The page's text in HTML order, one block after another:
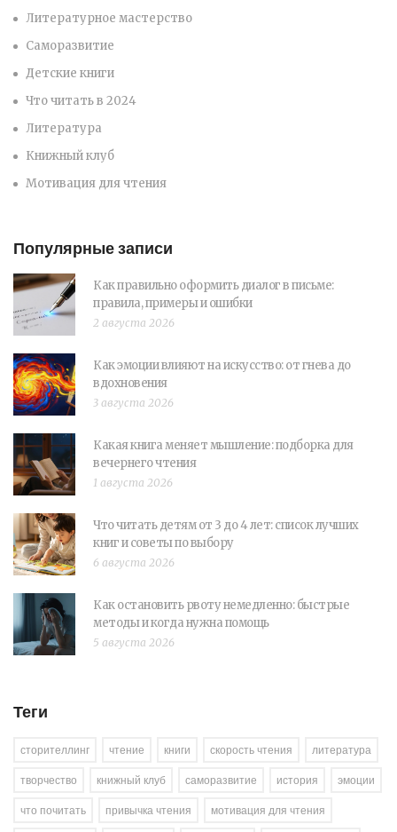
Литературное мастерство
Саморазвитие
Детские книги
Что читать в 2024
Литература
Книжный клуб
Мотивация для чтения
Популярные записи
Как правильно оформить диалог в письме:
правила, примеры и ошибки
2 августа 2026
Как эмоции влияют на искусство: от гнева до
вдохновения
3 августа 2026
Какая книга меняет мышление: подборка для
вечернего чтения
1 августа 2026
Что читать детям от 3 до 4 лет: список лучших
книг и советы по выбору
6 августа 2026
Как остановить рвоту немедленно: быстрые
методы и когда нужна помощь
5 августа 2026
Теги
сторителлинг чтение книги скорость чтения
литература
творчество
книжный клуб саморазвитие история
эмоции
что почитать
привычка чтения
мотивация для чтения